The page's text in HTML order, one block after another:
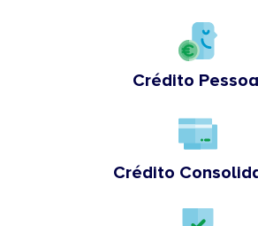
Crédito
Crédito